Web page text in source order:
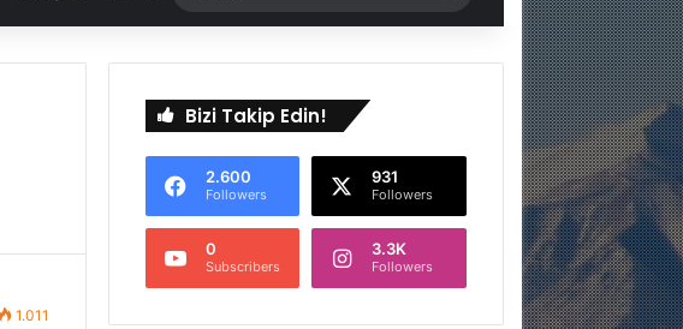
1.011
Bizi Takip Edin!
2.600
Followers
931
Followers
0
Subscribers
3.3K
Followers